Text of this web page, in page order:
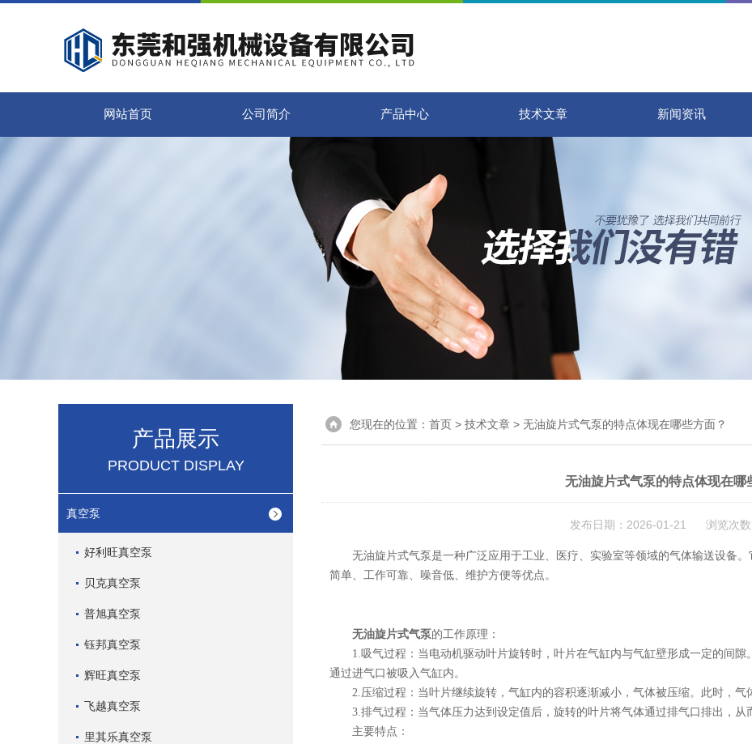
网站首页 公司简介 产品中心 技术文章 新闻资讯
产品展示
PRODUCT DISPLAY
真空泵
好利旺真空泵
贝克真空泵
普旭真空泵
钰邦真空泵
辉旺真空泵
飞越真空泵
里其乐真空泵
您现在的位置： 首页 > 技术文章 > 无油旋片式气泵的特点体现在哪些方面？
无油旋片式气泵的特点体现在哪
发布日期：2026-01-21 浏览次数
无油旋片式气泵是一种广泛应用于工业、医疗、实验室等领域的气体输送设备。
简单、工作可靠、噪音低、维护方便等优点。
无油旋片式气泵的工作原理：
1.吸气过程：当电动机驱动叶片旋转时，叶片在气缸内与气缸壁形成一定的间隙
通过进气口被吸入气缸内。
2.压缩过程：当叶片继续旋转，气缸内的容积逐渐减小，气体被压缩。此时，气
3.排气过程：当气体压力达到设定值后，旋转的叶片将气体通过排气口排出，从
主要特点：